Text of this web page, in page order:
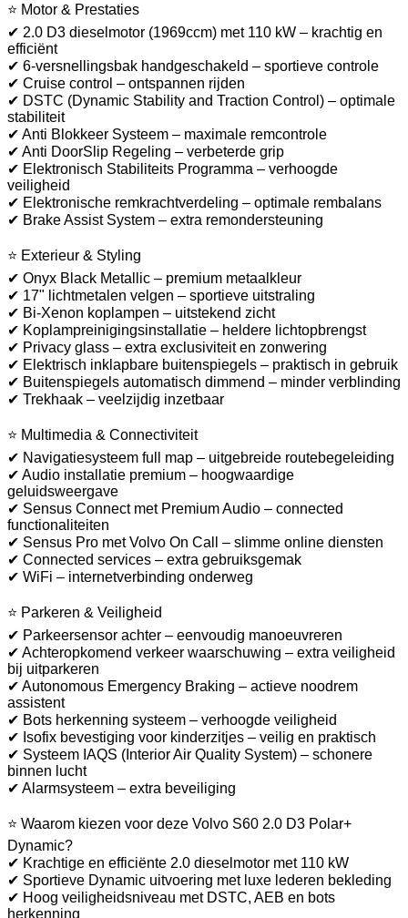
⭐ Motor & Prestaties
✔ 2.0 D3 dieselmotor (1969ccm) met 110 kW – krachtig en
efficiënt
✔ 6-versnellingsbak handgeschakeld – sportieve controle
✔ Cruise control – ontspannen rijden
✔ DSTC (Dynamic Stability and Traction Control) – optimale
stabiliteit
✔ Anti Blokkeer Systeem – maximale remcontrole
✔ Anti DoorSlip Regeling – verbeterde grip
✔ Elektronisch Stabiliteits Programma – verhoogde
veiligheid
✔ Elektronische remkrachtverdeling – optimale rembalans
✔ Brake Assist System – extra remondersteuning
⭐ Exterieur & Styling
✔ Onyx Black Metallic – premium metaalkleur
✔ 17" lichtmetalen velgen – sportieve uitstraling
✔ Bi-Xenon koplampen – uitstekend zicht
✔ Koplampreinigingsinstallatie – heldere lichtopbrengst
✔ Privacy glass – extra exclusiviteit en zonwering
✔ Elektrisch inklapbare buitenspiegels – praktisch in gebruik
✔ Buitenspiegels automatisch dimmend – minder verblinding
✔ Trekhaak – veelzijdig inzetbaar
⭐ Multimedia & Connectiviteit
✔ Navigatiesysteem full map – uitgebreide routebegeleiding
✔ Audio installatie premium – hoogwaardige
geluidsweergave
✔ Sensus Connect met Premium Audio – connected
functionaliteiten
✔ Sensus Pro met Volvo On Call – slimme online diensten
✔ Connected services – extra gebruiksgemak
✔ WiFi – internetverbinding onderweg
⭐ Parkeren & Veiligheid
✔ Parkeersensor achter – eenvoudig manoeuvreren
✔ Achteropkomend verkeer waarschuwing – extra veiligheid
bij uitparkeren
✔ Autonomous Emergency Braking – actieve noodrem
assistent
✔ Bots herkenning systeem – verhoogde veiligheid
✔ Isofix bevestiging voor kinderzitjes – veilig en praktisch
✔ Systeem IAQS (Interior Air Quality System) – schonere
binnen lucht
✔ Alarmsysteem – extra beveiliging
⭐ Waarom kiezen voor deze Volvo S60 2.0 D3 Polar+
Dynamic?
✔ Krachtige en efficiënte 2.0 dieselmotor met 110 kW
✔ Sportieve Dynamic uitvoering met luxe lederen bekleding
✔ Hoog veiligheidsniveau met DSTC, AEB en bots
herkenning